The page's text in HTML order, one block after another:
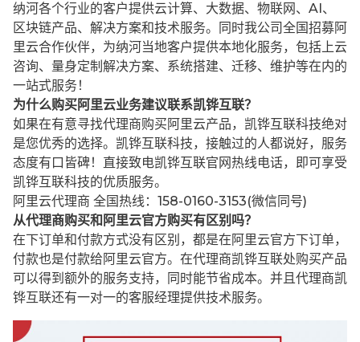
纳河各个行业的客户提供云计算、大数据、物联网、AI、
区块链产品、解决方案和技术服务。同时我公司全国招募阿
里云合作伙伴，为纳河当地客户提供本地化服务，包括上云
咨询、量身定制解决方案、系统搭建、迁移、维护等在内的
一站式服务！
为什么购买阿里云业务建议联系凯铧互联？
如果在有意寻找代理商购买阿里云产品，凯铧互联科技绝对
是您优秀的选择。凯铧互联科技，接触过的人都说好，服务
态度有口皆碑！直接致电凯铧互联官网热线电话，即可享受
凯铧互联科技的优质服务。
阿里云代理商 全国热线：158-0160-3153(微信同号)
从代理商购买和阿里云官方购买有区别吗？
在下订单和付款方式没有区别，都是在阿里云官方下订单，
付款也是付款给阿里云官方。在代理商凯铧互联处购买产品
可以得到额外的服务支持，同时能节省成本。并且代理商凯
铧互联还有一对一的客服经理提供技术服务。